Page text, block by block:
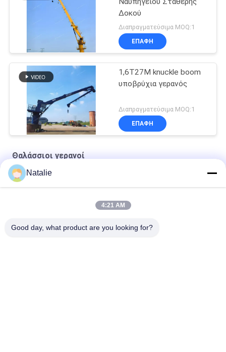
Δοκού
Διαπραγματεύσιμα MOQ:1
ΕΠΑΦΉ
1,6T27M knuckle boom
υποβρύχια γερανός
Διαπραγματεύσιμα MOQ:1
ΕΠΑΦΉ
Θαλάσσιοι γερανοί
Ναυτικό συρματόσχοινο Premium OUCO
Natalie
4:21 AM
Good day, what product are you looking for?